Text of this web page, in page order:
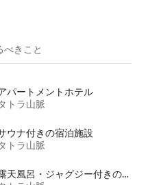
べきこと
パートメントホテル
トラ山脈
ウナ付きの宿泊施設
トラ山脈
露天風呂・ジャグジー付きの宿泊施設